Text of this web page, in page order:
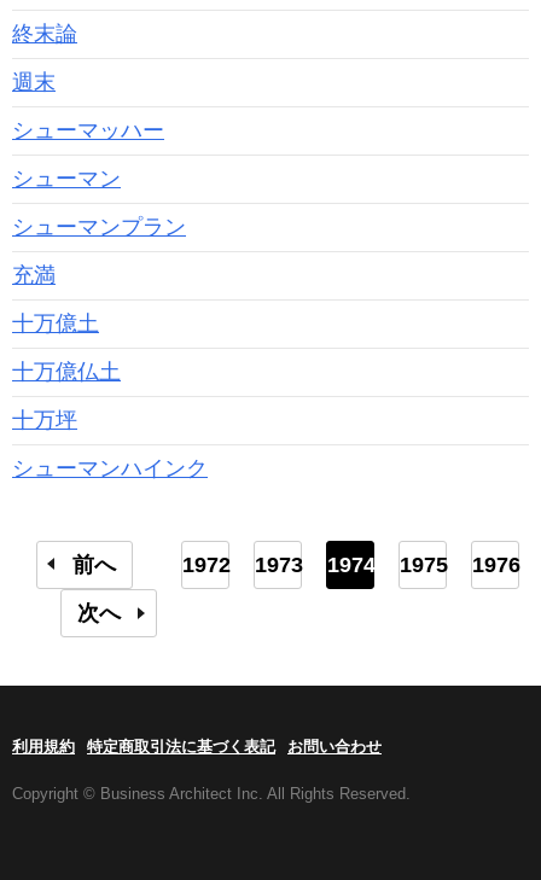
終末論
週末
シューマッハー
シューマン
シューマンプラン
充満
十万億土
十万億仏土
十万坪
シューマンハインク
前へ 1972 1973 1974 1975
1976
次へ
利用規約 特定商取引法に基づく表記 お問い合わせ
Copyright © Business Architect Inc. All Rights Reserved.